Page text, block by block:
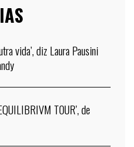
vida’, diz Laura Pausini
TOUR’, de